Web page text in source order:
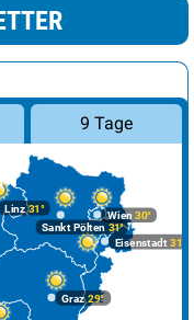
9 Tage
Graz29°
Linz31°
Wien 30°
Eisenstadt 31°
Sankt Pölten 31°